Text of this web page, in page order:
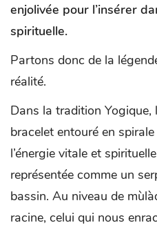
enjolivée pour l’insérer
spirituelle.
Partons donc de la
réalité.
Dans la tradition
bracelet entouré en
l’énergie vitale et
représentée comme un
bassin. Au niveau de
racine, celui qui nous